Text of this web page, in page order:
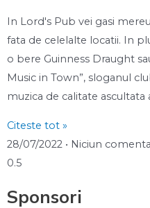
In Lord's Pub vei gasi
fata de celelalte locatii. In
o bere Guinness Draught
Music in Town”, sloganul
muzica de calitate ascultata
Citeste tot »
28/07/2022
Niciun
Sponsori